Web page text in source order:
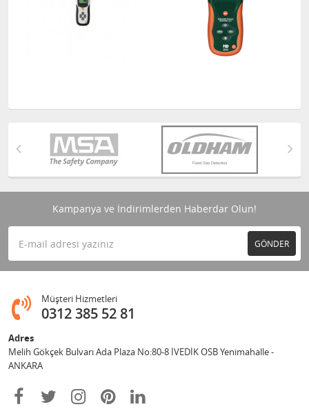
Kampanya ve İndirimlerden Haberdar Olun!
GÖNDER
Müşteri Hizmetleri
0312 385 52 81
Adres
Melih Gökçek Bulvarı Ada Plaza No:80-8 İVEDİK OSB Yenimahalle -
ANKARA